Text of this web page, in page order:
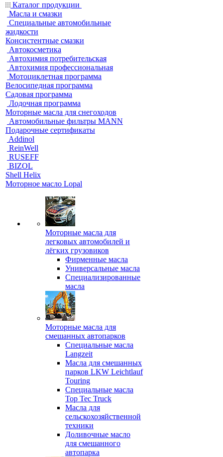
Каталог продукции
Масла и смазки
Специальные автомобильные
жидкости
Консистентные смазки
Автокосметика
Автохимия потребительская
Автохимия профессиональная
Мотоциклетная программа
Велосипедная программа
Садовая программа
Лодочная программа
Моторные масла для снегоходов
Автомобильные фильтры MANN
Подарочные сертификаты
Addinol
ReinWell
RUSEFF
BIZOL
Shell Helix
Моторное масло Lopal
Моторные масла для
легковых автомобилей и
лёгких грузовиков
Фирменные масла
Универсальные масла
Специализированные
масла
Моторные масла для
смешанных автопарков
Специальные масла
Langzeit
Масла для смешанных
парков LKW Leichtlauf
Touring
Специальные масла
Top Tec Truck
Масла для
сельскохозяйственной
техники
Доливочные масло
для смешанного
автопарка